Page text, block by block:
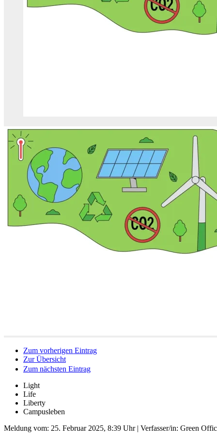
Zum vorherigen Eintrag
Zur Übersicht
Zum nächsten Eintrag
Light
Life
Liberty
Campusleben
Meldung vom: 25. Februar 2025, 8:39 Uhr| Verfasser/in: Green